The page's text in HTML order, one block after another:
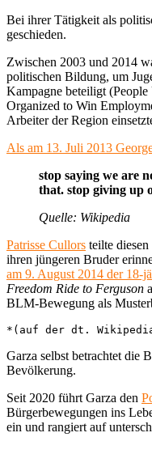
Bei ihrer Tätigkeit als
geschieden.
Zwischen 2003 und 2014
politischen Bildung, um
Kampagne beteiligt
Organized to Win
Arbeiter der Region
Als am 13. Juli 2013
stop saying we are
that. stop giving up
Quelle: Wikipedia
Patrisse Cullors teilte
ihren jüngeren Bruder
am 9. August 2014 der 18-
Freedom Ride to Ferguson
BLM-Bewegung als
*(auf der dt.
Garza selbst betrachtet die
Bevölkerung.
Seit 2020 führt Garza den
Bürgerbewegungen ins
ein und rangiert auf